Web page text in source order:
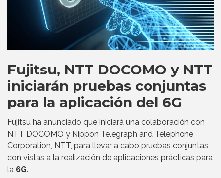
Fujitsu, NTT DOCOMO y NTT
iniciarán pruebas conjuntas
para la aplicación del 6G
Fujitsu ha anunciado que iniciará una colaboración con
NTT DOCOMO y Nippon Telegraph and Telephone
Corporation, NTT, para llevar a cabo pruebas conjuntas
con vistas a la realización de aplicaciones prácticas para
la 6G.